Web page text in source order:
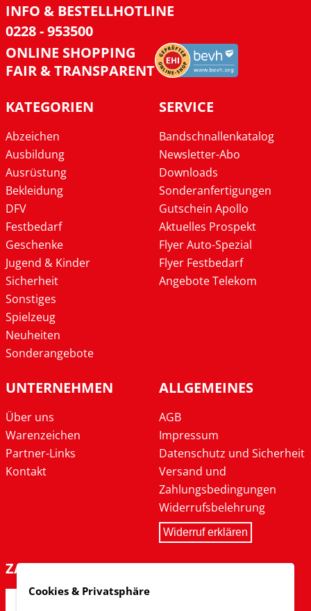
INFO & BESTELLHOTLINE
0228 - 953500
ONLINE SHOPPING
FAIR & TRANSPARENT
KATEGORIEN
Abzeichen
Ausbildung
Ausrüstung
Bekleidung
DFV
Festbedarf
Geschenke
Jugend & Kinder
Sicherheit
Sonstiges
Spielzeug
Neuheiten
Sonderangebote
SERVICE
Bandschnallenkatalog
Newsletter-Abo
Downloads
Sonderanfertigungen
Gutschein Apollo
Aktuelles Prospekt
Flyer Auto-Spezial
Flyer Festbedarf
Angebote Telekom
UNTERNEHMEN
Über uns
Warenzeichen
Partner-Links
Kontakt
ALLGEMEINES
AGB
Impressum
Datenschutz und Sicherheit
Versand und
Zahlungsbedingungen
Widerrufsbelehrung
Widerruf erklären
ZAHLARTEN
Cookies & Privatsphäre